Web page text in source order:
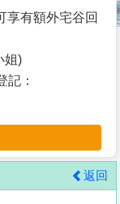
享有額外宅谷回
姐)
記：
返回